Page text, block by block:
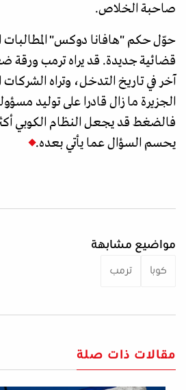
صاحبة الخلاص.
حوّل حكم "هافانا دوكس" المطالبات
قضائية جديدة. قد يراه ترمب ورقة
آخر في تاريخ التدخل، وتراه الشركات
الجزيرة ما زال قادرا على توليد
فالضغط قد يجعل النظام الكوبي
يحسم السؤال عما يأتي بعده.
مواضيع مشابهة
كوبا ترمب
مقالات ذات صلة